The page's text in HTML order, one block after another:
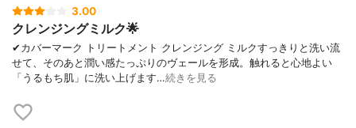
3.00
クレンジングミルク🌟
✔︎カバーマーク トリートメント クレンジング ミルクすっきりと洗い流
せて、そのあと潤い感たっぷりのヴェールを形成。触れると心地よい
「うるもち肌」に洗い上げます…続きを見る